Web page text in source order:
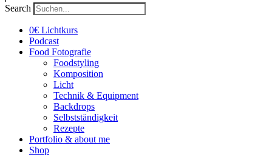
Search
0€ Lichtkurs
Podcast
Food Fotografie
Foodstyling
Komposition
Licht
Technik & Equipment
Backdrops
Selbstständigkeit
Rezepte
Portfolio & about me
Shop